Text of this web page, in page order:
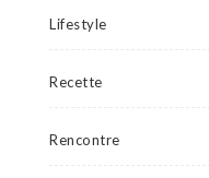
Lifestyle
Recette
Rencontre